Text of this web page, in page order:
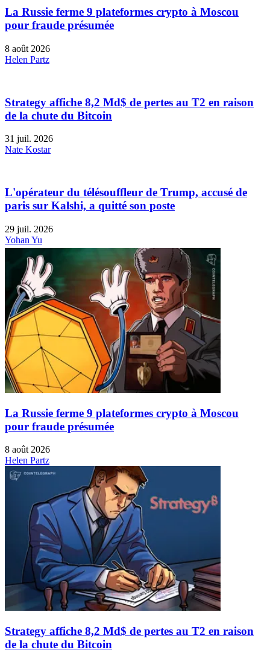
La Russie ferme 9 plateformes crypto à Moscou
pour fraude présumée
8 août 2026
Helen Partz
Strategy affiche 8,2 Md$ de pertes au T2 en raison
de la chute du Bitcoin
31 juil. 2026
Nate Kostar
L'opérateur du télésouffleur de Trump, accusé de
paris sur Kalshi, a quitté son poste
29 juil. 2026
Yohan Yu
La Russie ferme 9 plateformes crypto à Moscou
pour fraude présumée
8 août 2026
Helen Partz
Strategy affiche 8,2 Md$ de pertes au T2 en raison
de la chute du Bitcoin